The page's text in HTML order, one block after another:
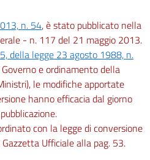
n. 54, è stato pubblicato nella
- n. 117 del 21 maggio 2013.
della legge 23 agosto 1988, n.
e ordinamento della
le modifiche apportate
hanno efficacia dal giorno
con la legge di conversione
Ufficiale alla pag. 53.